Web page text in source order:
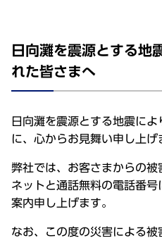
日向灘を震源とする地
れた皆さまへ
日向灘を震源とする地震に
に、心からお見舞い申し上げ
弊社では、お客さまからの
ネットと通話無料の電話番
案内申し上げます。
なお、この度の災害による